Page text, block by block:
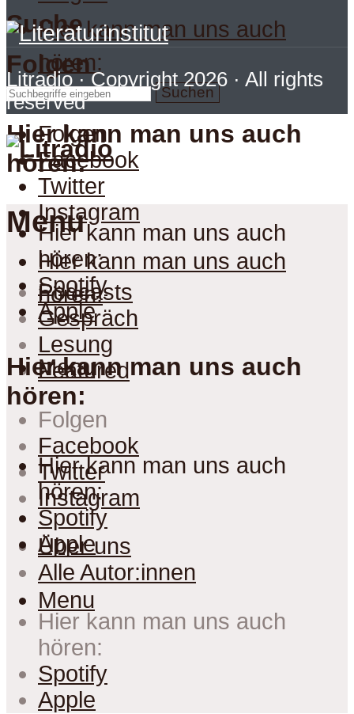
Suche
Suchen
Hier kann man uns auch
hören:
Hier kann man uns auch
hören:
Hier kann man uns auch
hören:
Spotify
Apple
Menu
Folgen
Folgen
Facebook
Twitter
Instagram
Hier kann man uns auch
hören:
Hier kann man uns auch
hören:
Hier kann man uns auch
hören:
Spotify
Apple
Menu
Litradio· Copyright 2026 · All rights
reserved
Menu
Podcasts
Gespräch
Lesung
Featured
Folgen
Facebook
Twitter
Instagram
Über uns
Alle Autor:innen
Hier kann man uns auch
hören:
Spotify
Apple